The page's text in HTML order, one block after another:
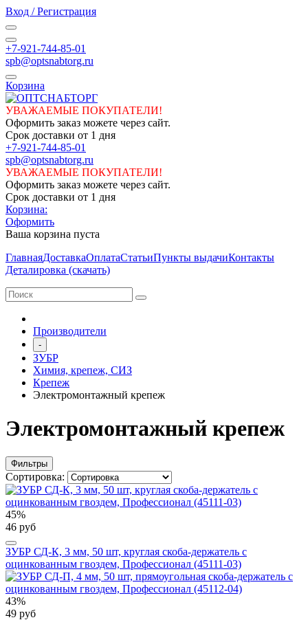
Вход / Регистрация
+7-921-744-85-01
spb@optsnabtorg.ru
Корзина
УВАЖАЕМЫЕ ПОКУПАТЕЛИ!
Оформить заказ можете через сайт.
Срок доставки от 1 дня
+7-921-744-85-01
spb@optsnabtorg.ru
УВАЖАЕМЫЕ ПОКУПАТЕЛИ!
Оформить заказ можете через сайт.
Срок доставки от 1 дня
Корзина:
Оформить
Ваша корзина пуста
ГлавнаяДоставкаОплатаСтатьиПункты выдачиКонтакты
Деталировка (скачать)
Производители
-
ЗУБР
Химия, крепеж, СИЗ
Крепеж
Электромонтажный крепеж
Электромонтажный крепеж
Фильтры
Сортировка:
45%
46 руб
ЗУБР СД-К, 3 мм, 50 шт, круглая скоба-держатель с
оцинкованным гвоздем, Профессионал (45111-03)
43%
49 руб